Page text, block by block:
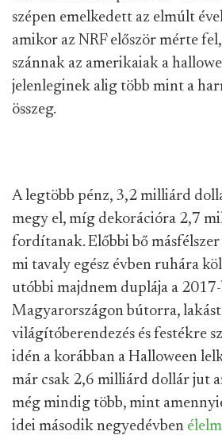
szépen emelkedett az elmúlt
amikor az NRF először mérte
szánnak az amerikaiak a
jelenleginek alig több mint a
összeg.
A legtöbb pénz, 3,2 milliárd
megy el, míg dekorációra 2,7
fordítanak. Előbbi bő
mi tavaly egész évben ruhára
utóbbi majdnem duplája a
Magyarországon bútorra,
világítóberendezés és festékre
idén a korábban a Halloween
már csak 2,6 milliárd dollár jut
még mindig több, mint
idei második negyedévben